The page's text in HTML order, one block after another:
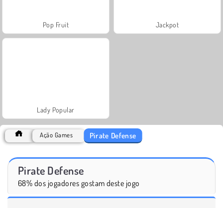
Pop Fruit Jackpot
Lady Popular
Ação Games Pirate Defense
Pirate Defense
68% dos jogadores gostam deste jogo